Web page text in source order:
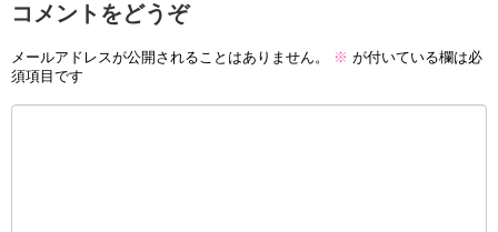
コメントをどうぞ
メールアドレスが公開されることはありません。 ※ が付いている欄は必
須項目です